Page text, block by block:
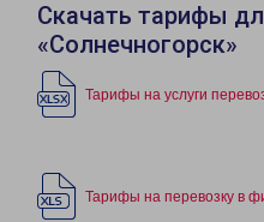
Скачать тарифы
«Солнечногорск»
Тарифы на услуги
Тарифы на перевозку в